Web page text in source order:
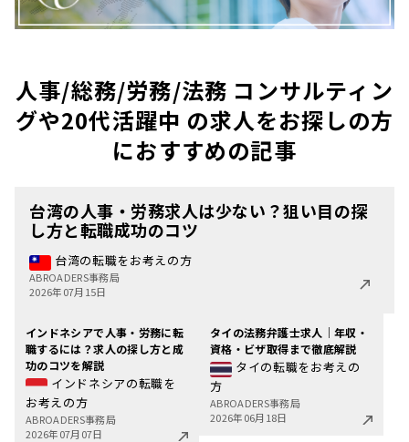
人事/総務/労務/法務 コンサルティン
グや20代活躍中 の求人をお探しの方
におすすめの記事
台湾の人事・労務求人は少ない？狙い目の探
し方と転職成功のコツ
台湾の転職をお考えの方
ABROADERS事務局
2026年07月15日
インドネシアで人事・労務に転
職するには？求人の探し方と成
功のコツを解説
インドネシアの転職を
お考えの方
ABROADERS事務局
2026年07月07日
タイの法務弁護士求人｜年収・
資格・ビザ取得まで徹底解説
タイの転職をお考えの
方
ABROADERS事務局
2026年06月18日